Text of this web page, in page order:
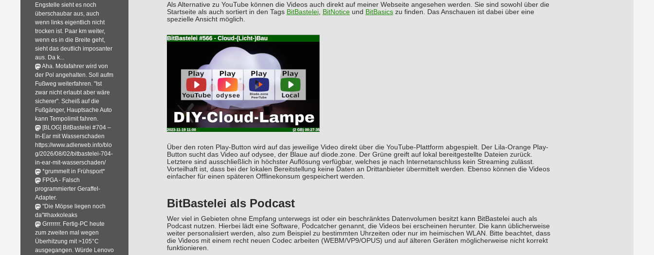
Als Alternative zu YouTube können die Videos auch direkt auf meiner Webseite angesehen werden. Sie sind sowohl über die
Startseite als auch sortiert in den Tags BitBastelei, BitNoticeund BitBasicszu finden. Das Anschauen ist dabei über eine
spezielle Ansicht möglich.
Über den roten Play-Button wird auf das jeweilige Video direkt über die YouTube-Plattform abgespielt. Der Lila-Orange Play-
Button sucht das Video auf odysee, der Blaue auf diode.zone. Der Grüne greift auf lokal bereitgestellte Dateien zurück.
Letztere sind ausschließlich in höchster Auflösung verfügbar, welches je nach Internetanschluss kein Streaming zulässt.
Vorteilhaft ist, dass bei der lokalen Bereitstellung keine Daten an Drittanbieter übermittelt werden. Ebenso können die Videos
einfacher für einen späteren Offlinekonsum gespeichert werden.
BitBastelei als Podcast
Wer viel in Gebieten ohne Empfang unterwegs ist oder ein beschränktes Datenvolumen besitzt kann BitBastelei auch als
Podcast nutzen. Hierbei lädt eine Software, Podcatcher genannt, die Videos bei erscheinen herunter. Die kann üblicherweise
weiter personalisiert werden, also zum Beispiel zu bestimmten Uhrzeiten oder nur im heimischen WLAN. Bitte beachtet, dass
die Videos mit einem recht neuen Codec arbeiten (WEBM/VP9/OPUS) und auf älteren Geräten möglicherweise nicht korrekt
funktionieren.
Engstelle sieht es noch
überschaubar aus, auch
wenn links eigentlich nicht
trocken ist. Paar km weiter,
wenn es in die Breite geht,
sieht das deutlich imposanter
aus. Da k...
Aha. Mofafahrer wird von
der Pol angehalten. Soll aufm
Fußweg weiterfahren. "Ist
zwar nicht erlaubt aber wäre
sicherer". Scheiß auf die
Fußgänger, Hauptsache Auto
kann Tempolimit fahren.
[BLOG] BitBastelei #704 –
In-Ear mit Wasserschaden
https://www.adlerweb.info/blo
g/2026/08/02/bitbastelei-704-
in-ear-mit-wasserschaden/
*grummelt in Frühsport*
FPGA - Falsch
programmierter Geraffel-
Adapter.
"Die Möpse liegen noch
da"#haxkoleaks
Grrrrrrr. Fertig-PC heute
zum zweiten mal wegen
Überhitzung mit >105°C
ausgegangen. Würde Lenovo